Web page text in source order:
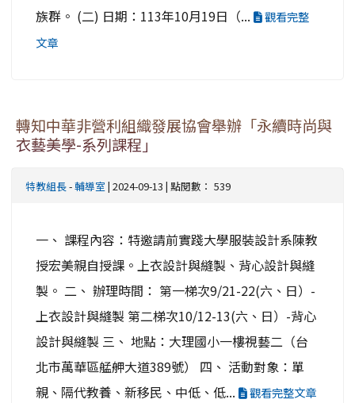
族群。 (二) 日期：113年10月19日（...
觀看完整
文章
轉知中華非營利組織發展協會舉辦「永續時尚與
衣藝美學-系列課程」
特教組長-輔導室 | 2024-09-13 | 點閱數： 539
一、 課程內容：特邀請前實踐大學服裝設計系陳教
授宏美親自授課。上衣設計與縫製、背心設計與縫
製。 二、 辦理時間： 第一梯次9/21-22(六、日）-
上衣設計與縫製 第二梯次10/12-13(六、日）-背心
設計與縫製 三、 地點：大理國小一樓視藝二（台
北市萬華區艋舺大道389號） 四、 活動對象：單
親、隔代教養、新移民、中低、低...
觀看完整文章